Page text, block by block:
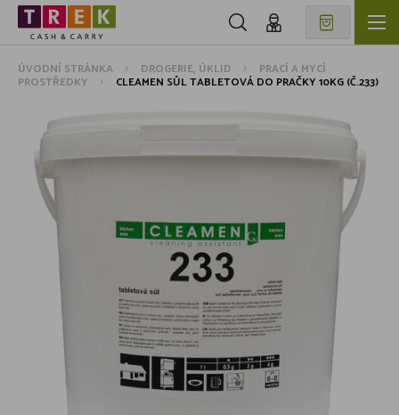
ÚVODNÍ STRÁNKA DROGERIE, ÚKLID PRACÍ A MYCÍ
PROSTŘEDKY CLEAMEN SŮL TABLETOVÁ DO PRAČKY 10KG (Č.233)